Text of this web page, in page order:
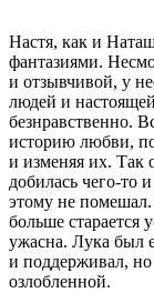
Настя, как и
фантазиями.
и отзывчивой, у
людей и
безнравственно.
историю любви,
и изменяя их. Так
добилась чего-то
этому не
больше старается
ужасна. Лука был
и поддерживал, но
озлобленной.